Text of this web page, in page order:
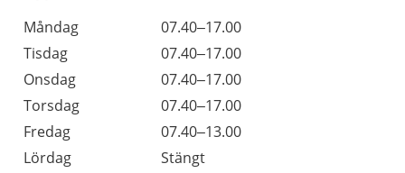
Dag
Öppettider
Kommentarer
Måndag
07.40–17.00
Tisdag
07.40–17.00
Onsdag
07.40–17.00
Torsdag
07.40–17.00
Fredag
07.40–13.00
Lördag
Stängt